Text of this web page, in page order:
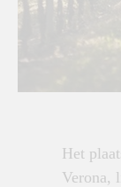
Het
Verona,